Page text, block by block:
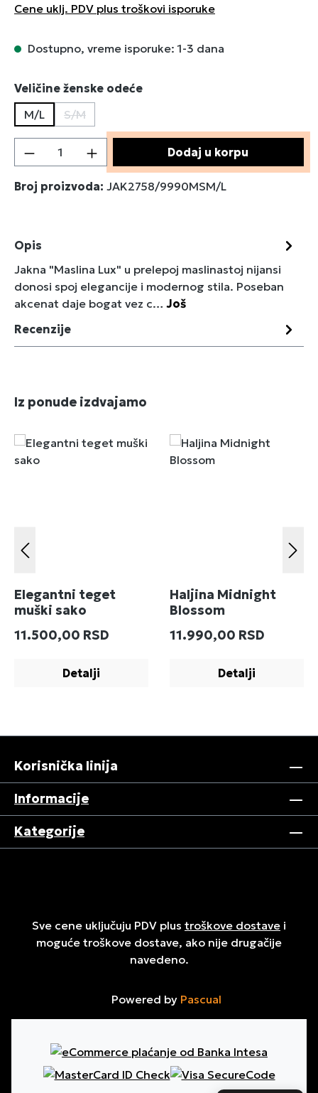
Cene uklj. PDV plus troškovi isporuke
Dostupno, vreme isporuke: 1-3 dana
Izaberi
Veličine ženske odeće
M/L
S/M
(Ova opcija trenutno nije dostupna.)
Količina proizvoda: Unesite željenu
Dodaj u korpu
Broj proizvoda: JAK2758/9990MSM/L
Opis
Jakna "Maslina Lux" u prelepoj maslinastoj nijansi
donosi spoj elegancije i modernog stila. Poseban
akcenat daje bogat vez c…Još
Recenzije
Preskoči galeriju proizvoda
Iz ponude izdvajamo
Elegantni teget
muški sako
Redovna cena:
11.500,00 RSD
Detalji
Haljina Midnight
Blossom
Redovna cena:
11.990,00 RSD
Detalji
Korisnička linija
Informacije
Kategorije
Sve cene uključuju PDV plus troškove dostave i
moguće troškove dostave, ako nije drugačije
navedeno.
Powered by Pascual